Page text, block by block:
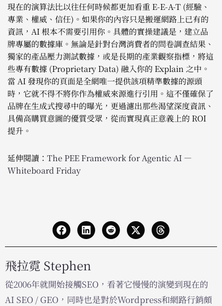
現在的演算法比以往任何時候都更加看重 E-E-A-T (經驗、
專業、權威、信任)。如果你的內容只是搬運網路上已有的
資訊，AI 根本不需要引用你。具體的實操建議是，建立品
牌專屬的數據庫。無論是針對台灣消費者的問卷調查結果、
獨家的產品壓力測試數據，或是長期的產業觀察指標，將這
些專有數據 (Proprietary Data) 融入你的 Explain 之中。
當 AI 發現你的頁面是全網唯一提供該項精準數據的源頭
時，它就不得不將你作為權威來源進行引用。這不僅確保了
品牌在生成式搜尋中的曝光，更過濾出那些渴望深度資訊、
具備高購買意圖的優質受眾，從而實現真正意義上的 ROI
提升。
延伸閱讀： The PEE Framework for Agentic AI —
Whiteboard Friday
飛拉霓 Stephen
從2006年就開始接觸SEO，看著它慢慢的演變到現在的
AI SEO / GEO，同時也是對於Wordpress和網路行銷頗